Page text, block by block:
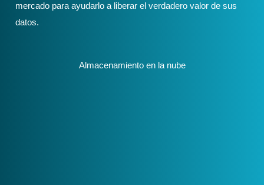
mercado para ayudarlo a liberar el verdadero valor de sus
datos.
Almacenamiento en la nube